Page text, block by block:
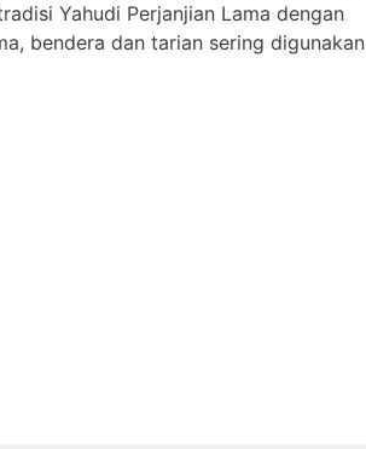
Yahudi Perjanjian Lama dengan
bendera dan tarian sering digunakan